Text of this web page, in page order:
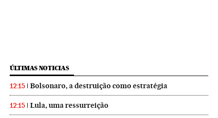
ÚLTIMAS NOTICIAS
12:15 Bolsonaro, a destruição como estratégia
12:15 Lula, uma ressurreição